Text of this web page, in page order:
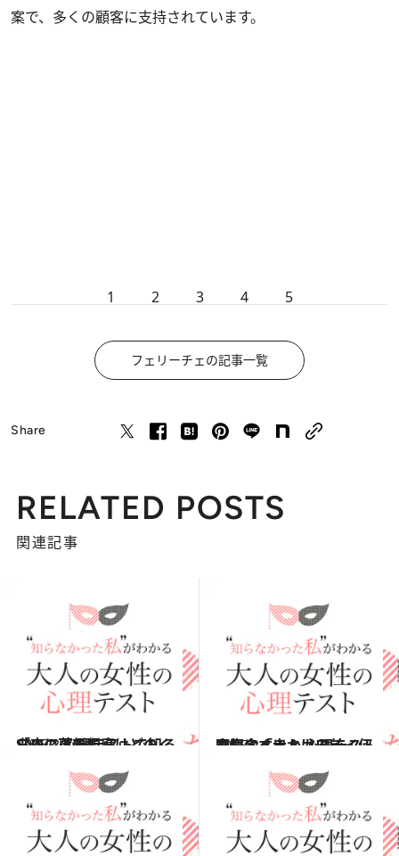
案で、多くの顧客に支持されています。
1 2 3 4 5
フェリーチェの記事一覧
Share
RELATED POSTS
関連記事
2015.2.14
SNSの更新頻度はどのくらい？ 心理テストで知る「恋に落ちたら」
占い 2015.2.8
同窓会へ出かける前、何を気にする？ 心理テストで知る「大人カワイイ度」
占い